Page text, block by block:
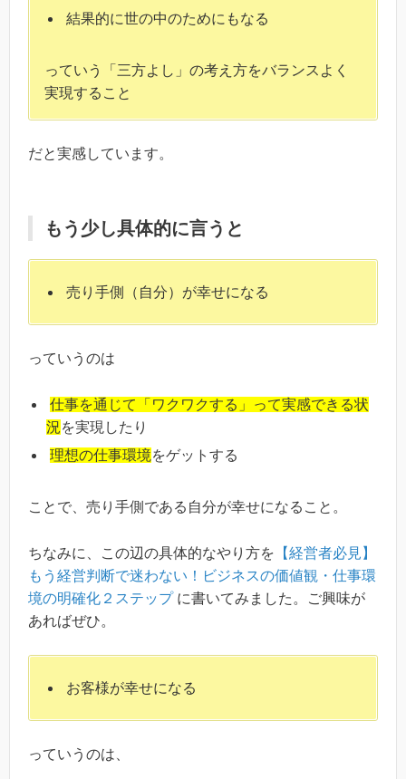
結果的に世の中のためにもなる
っていう「三方よし」の考え方をバランスよく
実現すること
だと実感しています。
もう少し具体的に言うと
売り手側（自分）が幸せになる
っていうのは
仕事を通じて「ワクワクする」って実感できる状
況を実現したり
理想の仕事環境をゲットする
ことで、売り手側である自分が幸せになること。
ちなみに、この辺の具体的なやり方を 【経営者必見】
もう経営判断で迷わない！ビジネスの価値観・仕事環
境の明確化２ステップ に書いてみました。ご興味が
あればぜひ。
お客様が幸せになる
っていうのは、